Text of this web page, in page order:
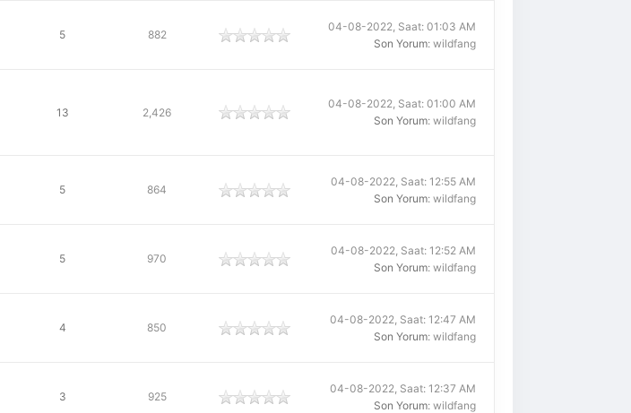
5 882
04-08-2022, Saat: 01:03 AM
Son Yorum: wildfang
13 2,426
04-08-2022, Saat: 01:00 AM
Son Yorum: wildfang
5 864
04-08-2022, Saat: 12:55 AM
Son Yorum: wildfang
5 970
04-08-2022, Saat: 12:52 AM
Son Yorum: wildfang
4 850
04-08-2022, Saat: 12:47 AM
Son Yorum: wildfang
3 925
04-08-2022, Saat: 12:37 AM
Son Yorum: wildfang